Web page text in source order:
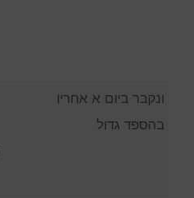
ונקבר ביום א אחריו
בהספד גדול